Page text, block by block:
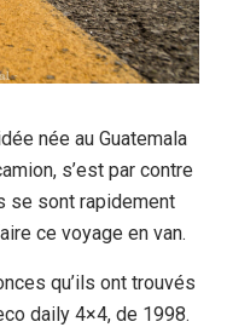
née au Guatemala
s’est par contre
se sont rapidement
ce voyage en van.
qu’ils ont trouvés
daily 4×4, de 1998.